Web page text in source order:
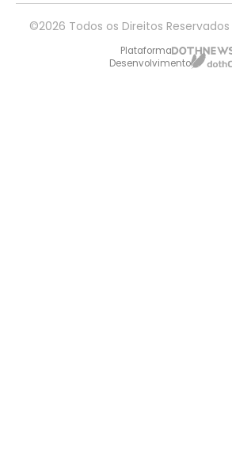
©2026 Todos os Direitos
Plataforma
Desenvolvimento